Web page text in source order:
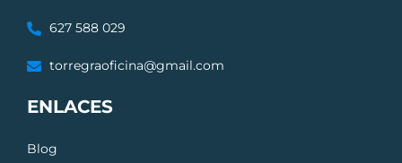
627 588 029
torregraoficina@gmail.com
ENLACES
Blog